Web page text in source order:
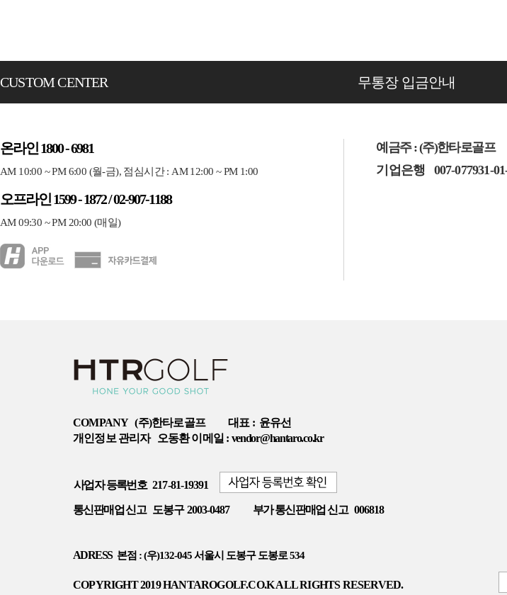
CUSTOM CENTER 무통장 입금안내
온라인 1800 - 6981
AM 10:00 ~ PM 6:00 (월-금), 점심시간 : AM 12:00 ~ PM 1:00
오프라인 1599 - 1872 / 02-907-1188
AM 09:30 ~ PM 20:00 (매일)
예금주 : (주)한타로골프
기업은행
007-077931-
COMPANY (주)한타로골프 대표 : 윤유선
개인정보 관리자
오동환 이메일 : vendor@hantaro.co.kr
사업자 등록번호 217-81-19391
통신판매업 신고 도봉구 2003-0487 부가 통신판매업 신고 006818
ADRESS 본점 : (우)132-045 서울시 도봉구 도봉로 534
COPYRIGHT 2019 HANTAROGOLF.CO.K ALL RIGHTS RESERVED.